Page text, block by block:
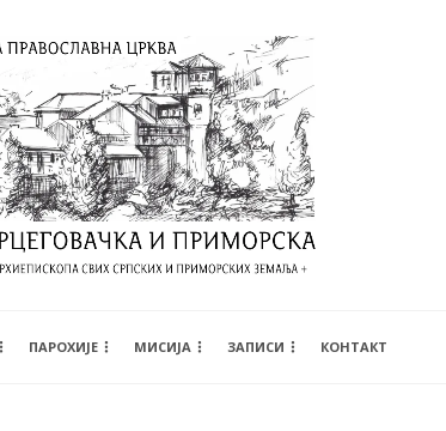
ПАРОХИЈЕ МИСИЈА ЗАПИСИ КОНТАКТ